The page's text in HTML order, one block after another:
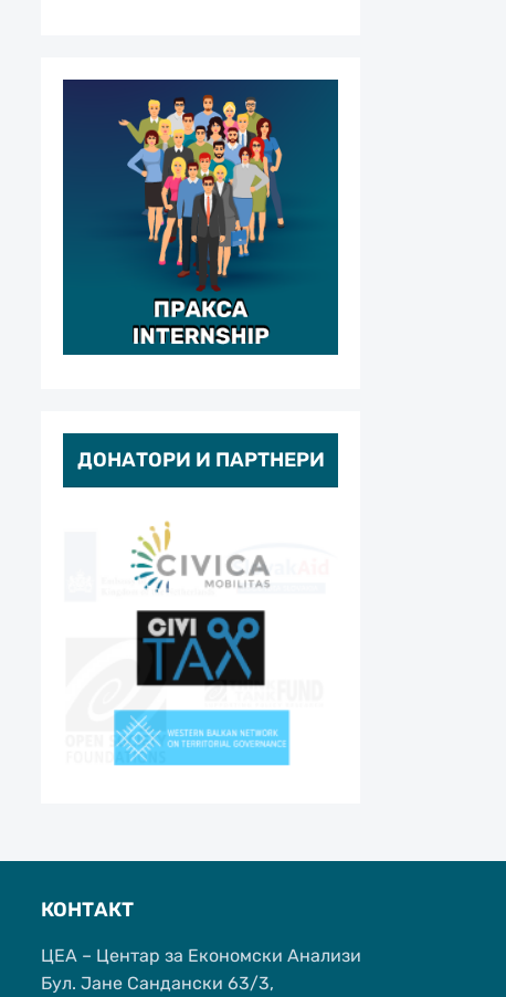
ДОНАТОРИ И ПАРТНЕРИ
КОНТАКТ
ЦЕА – Центар за Економски Анализи
Бул. Јане Сандански 63/3,